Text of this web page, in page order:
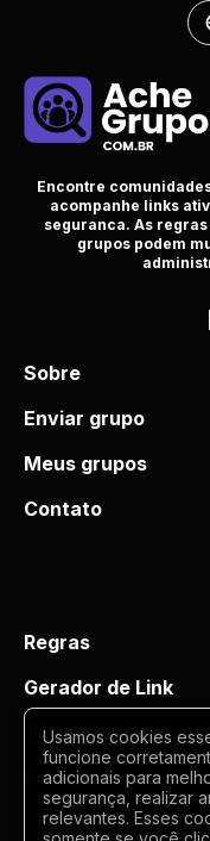
Encontre
acompanhe links
seguranca. As
grupos podem
Sobre
Enviar grupo
Meus grupos
Contato
Regras
Gerador de Link
Termos de uso
Politica de
Usamos cookies
funcione
adicionais para
segurança, realizar
relevantes. Esses